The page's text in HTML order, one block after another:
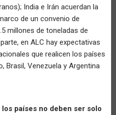
India e Irán acuerdan la
de un convenio de
millones de toneladas de
en ALC hay expectativas
que realicen los países
Brasil, Venezuela y Argentina
países no deben ser solo